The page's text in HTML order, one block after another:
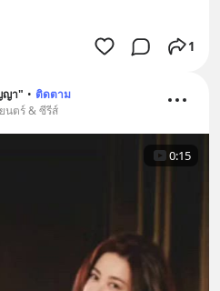
1
ญา" • ติดตาม
นตร์ & ซีรีส์
0:15